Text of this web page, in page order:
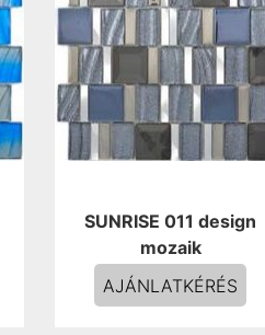
SUNRISE 011 design
mozaik
AJÁNLATKÉRÉS